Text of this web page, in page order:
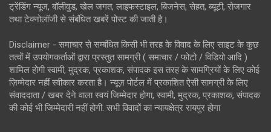
ट्रेंडिंग न्यूज, बॉलीवुड, खेल जगत, लाइफस्टाइल, बिजनेस, सेहत, ब्यूटी, रोजगार
तथा टेक्नोलॉजी से संबंधित खबरें पोस्ट की जाती है।
Disclaimer - समाचार से सम्बंधित किसी भी तरह के विवाद के लिए साइट के कुछ
तत्वों में उपयोगकर्ताओं द्वारा प्रस्तुत सामग्री ( समाचार / फोटो / विडियो आदि )
शामिल होगी स्वामी, मुद्रक, प्रकाशक, संपादक इस तरह के सामग्रियों के लिए कोई
ज़िम्मेदार नहीं स्वीकार करता है। न्यूज़ पोर्टल में प्रकाशित ऐसी सामग्री के लिए
संवाददाता / खबर देने वाला स्वयं जिम्मेदार होगा, स्वामी, मुद्रक, प्रकाशक, संपादक
की कोई भी जिम्मेदारी नहीं होगी. सभी विवादों का न्यायक्षेत्र रायपुर होगा